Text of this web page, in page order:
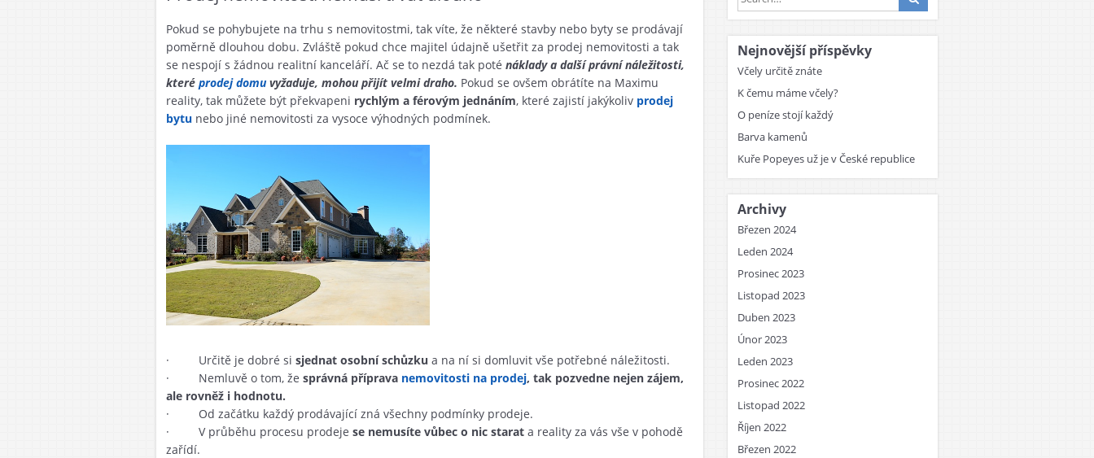
Pokud se pohybujete na trhu s nemovitostmi, tak víte, že některé stavby nebo byty se prodávají
poměrně dlouhou dobu. Zvláště pokud chce majitel údajně ušetřit za prodej nemovitosti a tak
se nespojí s žádnou realitní kanceláří. Ač se to nezdá tak poté náklady a další právní náležitosti,
které prodej domuvyžaduje, mohou přijít velmi draho. Pokud se ovšem obrátíte na Maximu
reality, tak můžete být překvapeni rychlým a férovým jednáním, které zajistí jakýkoliv prodej
bytu nebo jiné nemovitosti za vysoce výhodných podmínek.
· Určitě je dobré si sjednat osobní schůzku a na ní si domluvit vše potřebné náležitosti.
· Nemluvě o tom, že správná příprava nemovitosti na prodej, tak pozvedne nejen zájem,
ale rovněž i hodnotu.
· Od začátku každý prodávající zná všechny podmínky prodeje.
· V průběhu procesu prodeje se nemusíte vůbec o nic starat a reality za vás vše v pohodě
zařídí.
Nejnovější příspěvky
Včely určitě znáte
K čemu máme včely?
O peníze stojí každý
Barva kamenů
Kuře Popeyes už je v České republice
Archivy
Březen 2024
Leden 2024
Prosinec 2023
Listopad 2023
Duben 2023
Únor 2023
Leden 2023
Prosinec 2022
Listopad 2022
Říjen 2022
Březen 2022